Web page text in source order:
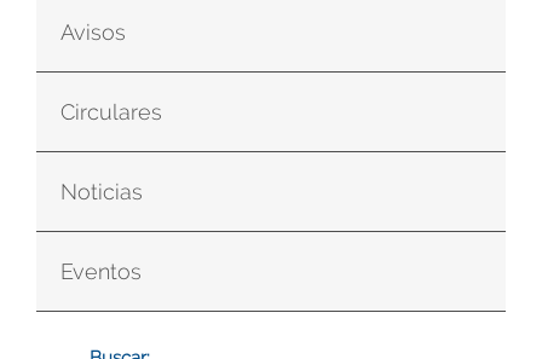
Avisos
Circulares
Noticias
Eventos